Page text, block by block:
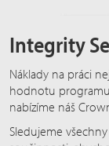
Integrity
Náklady na práci
hodnotu
nabízíme náš
Sledujeme